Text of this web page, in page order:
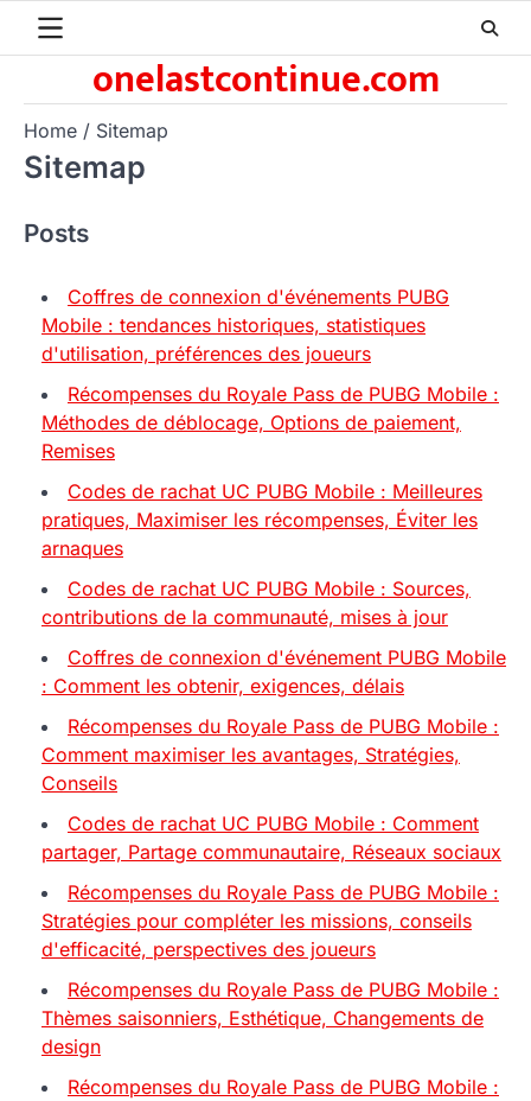
onelastcontinue.com
Home Sitemap
Sitemap
Posts
Coffres de connexion d'événements PUBG
Mobile : tendances historiques, statistiques
d'utilisation, préférences des joueurs
Récompenses du Royale Pass de PUBG Mobile :
Méthodes de déblocage, Options de paiement,
Remises
Codes de rachat UC PUBG Mobile : Meilleures
pratiques, Maximiser les récompenses, Éviter les
arnaques
Codes de rachat UC PUBG Mobile : Sources,
contributions de la communauté, mises à jour
Coffres de connexion d'événement PUBG Mobile
: Comment les obtenir, exigences, délais
Récompenses du Royale Pass de PUBG Mobile :
Comment maximiser les avantages, Stratégies,
Conseils
Codes de rachat UC PUBG Mobile : Comment
partager, Partage communautaire, Réseaux sociaux
Récompenses du Royale Pass de PUBG Mobile :
Stratégies pour compléter les missions, conseils
d'efficacité, perspectives des joueurs
Récompenses du Royale Pass de PUBG Mobile :
Thèmes saisonniers, Esthétique, Changements de
design
Récompenses du Royale Pass de PUBG Mobile :